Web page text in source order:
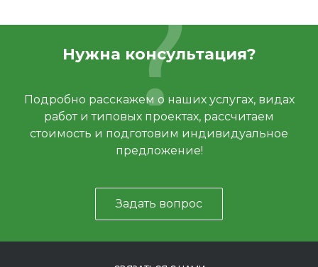
Нужна консультация?
Подробно расскажем о наших услугах, видах
работ и типовых проектах, рассчитаем
стоимость и подготовим индивидуальное
предложение!
Задать вопрос